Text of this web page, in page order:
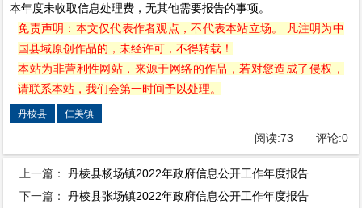
本年度未收取信息处理费，无其他需要报告的事项。
免责声明：本文仅代表作者观点，不代表本站立场。 凡注明为中
国县域原创作品的，未经许可，不得转载！
本站为非营利性网站，来源于网络的作品，若对您造成了侵权，
请联系本站，我们会第一时间予以处理。
丹棱县 仁美镇
阅读:73 评论:0
上一篇：丹棱县杨场镇2022年政府信息公开工作年度报告
下一篇：丹棱县张场镇2022年政府信息公开工作年度报告